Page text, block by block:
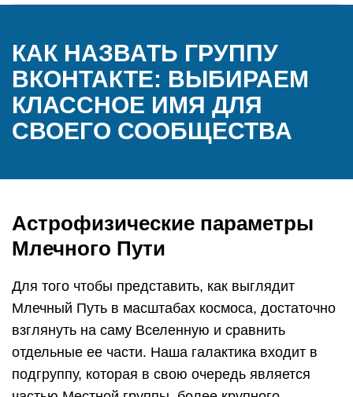
КАК НАЗВАТЬ ГРУППУ
ВКОНТАКТЕ: ВЫБИРАЕМ
КЛАССНОЕ ИМЯ ДЛЯ
СВОЕГО СООБЩЕСТВА
Астрофизические параметры
Млечного Пути
Для того чтобы представить, как выглядит
Млечный Путь в масштабах космоса, достаточно
взглянуть на саму Вселенную и сравнить
отдельные ее части. Наша галактика входит в
подгруппу, которая в свою очередь является